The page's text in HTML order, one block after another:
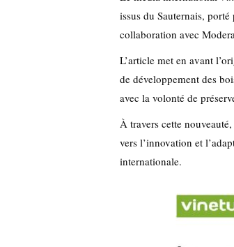
issus du Sauternais,
collaboration avec
L’article met en avant
de développement des
avec la volonté de
À travers cette
vers l’innovation et
internationale.